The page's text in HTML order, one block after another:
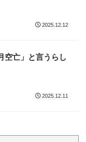
2025.12.12
空亡」と言うらし
2025.12.11